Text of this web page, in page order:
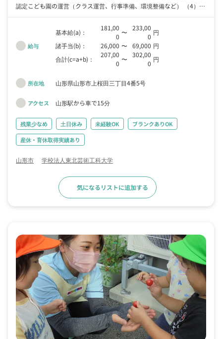
認定こども園の運営（クラス運営、行事準備、環境整備など） （4）地
域の子育て支援 新卒1年目の先生はクラス担当を持たず、先輩職員につ
いて補助をしながら学びます。中途採用の方は、経験を加味して決定い
季・冬季には特別休暇あり ・持ち帰りの仕事はありません ・行事日以
外の土曜日の出勤は希望制としています。出勤された方には時間外手当
を支給しています（振替休日も可能） ・年間賞与2ヶ月の他、期末手当
あり（令和6年度実績0.5～1.5ヶ月程度） ・育児休業取得100％、その
後の復帰も100％です ・時間外手当は全額支給
給与
基本給(a)：
181,00
0
〜
233,00
0
円
諸手当(b)：
26,000 〜 69,000 円
合計(c=a+b)：
207,00
0
〜
302,00
0
円
所在地 山形県山形市上桜田三丁目4番5号
アクセス 山形駅から車で15分
残業少なめ 土日休み 未経験OK
ブランクありOK
産休・育休取得実績あり
山形市 学校法人東北芸術工科大学
気になるリストに追加する